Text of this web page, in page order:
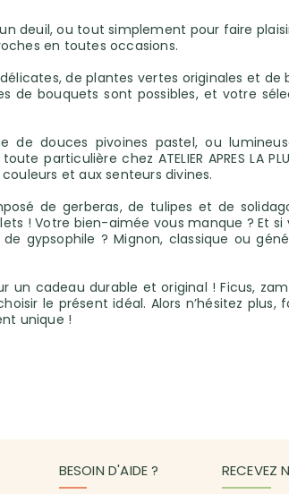
deuil, ou tout simplement pour faire
en toutes occasions.
délicates, de plantes vertes originales et
de bouquets sont possibles, et votre
douces pivoines pastel, ou
particulière chez ATELIER APRES LA
et aux senteurs divines.
de gerberas, de tulipes et de
! Votre bien-aimée vous manque ? Et si
gypsophile ? Mignon, classique ou
un cadeau durable et original ! Ficus,
le présent idéal. Alors n’hésitez plus,
unique !
BESOIN D'AIDE ? RECEVEZ